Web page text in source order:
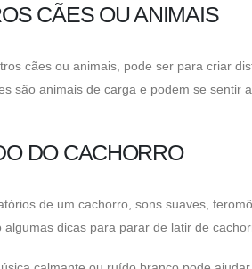
CÃES OU ANIMAIS
cães ou animais, pode ser para criar
são animais de carga e podem se sentir
DO CACHORRO
de um cachorro, sons suaves,
dicas para parar de latir de